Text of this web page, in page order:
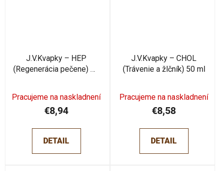
J.V.Kvapky – HEP
(Regenerácia pečene) 50
Pracujeme na naskladnení
€8,94
DETAIL
J.V.Kvapky – CHOL
(Trávenie a žlčník) 50 ml
Pracujeme na naskladnení
€8,58
DETAIL